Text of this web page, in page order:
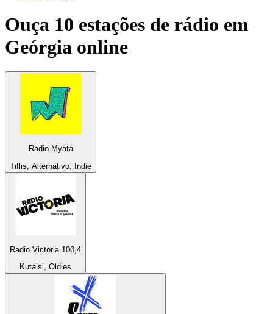
Ouça 10 estações de rádio em
Geórgia online
Radio Myata
Tiflis, Alternativo, Indie
Radio Victoria 100,4
Kutaisi, Oldies